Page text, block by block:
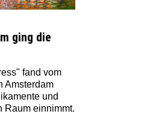
ging die
fand vom
Amsterdam
und
Raum einnimmt.